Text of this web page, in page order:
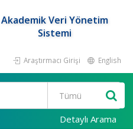
Akademik Veri Yönetim
Sistemi
Araştırmacı Girişi English
Detaylı Arama